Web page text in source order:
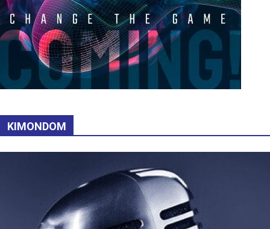
KIMONDOM